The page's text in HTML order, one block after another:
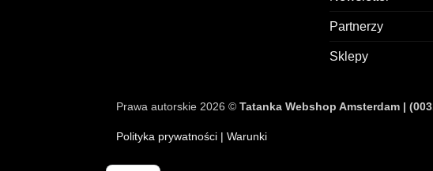
Partnerzy
Sklepy
Prawa autorskie 2026 © Tatanka Webshop Amsterdam |
Polityka prywatności | Warunki